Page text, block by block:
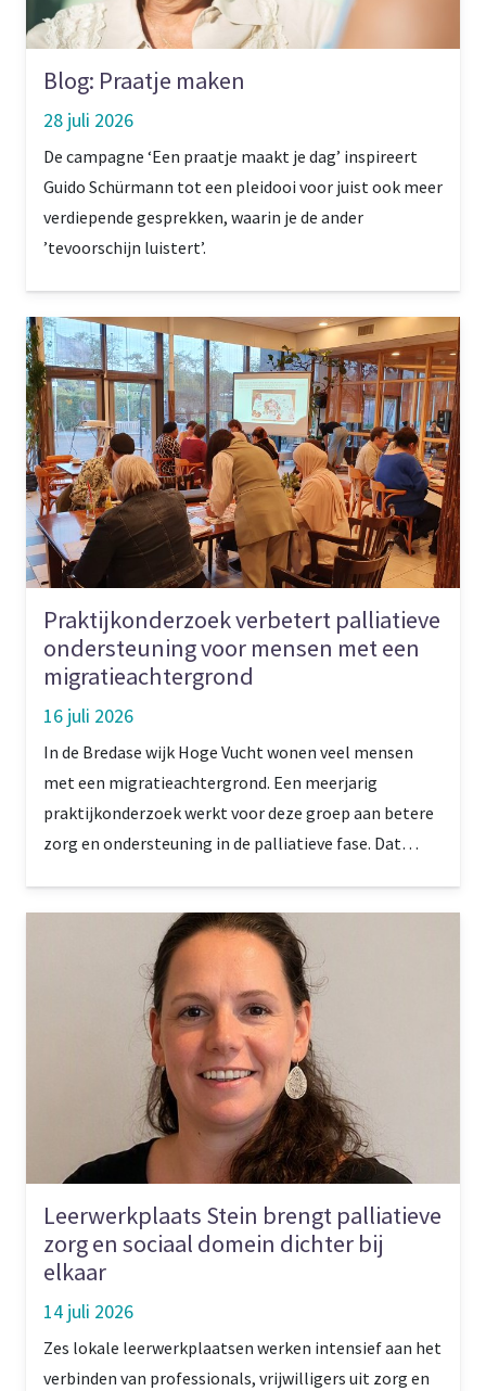
Blog: Praatje maken
28 juli 2026
De campagne ‘Een praatje maakt je dag’ inspireert
Guido Schürmann tot een pleidooi voor juist ook meer
verdiepende gesprekken, waarin je de ander
’tevoorschijn luistert’.
Praktijkonderzoek verbetert palliatieve
ondersteuning voor mensen met een
migratieachtergrond
16 juli 2026
In de Bredase wijk Hoge Vucht wonen veel mensen
met een migratieachtergrond. Een meerjarig
praktijkonderzoek werkt voor deze groep aan betere
zorg en ondersteuning in de palliatieve fase. Dat
zijn blijvende connecties ontstaan.’
Leerwerkplaats Stein brengt palliatieve
zorg en sociaal domein dichter bij
elkaar
14 juli 2026
Zes lokale leerwerkplaatsen werken intensief aan het
verbinden van professionals, vrijwilligers uit zorg en